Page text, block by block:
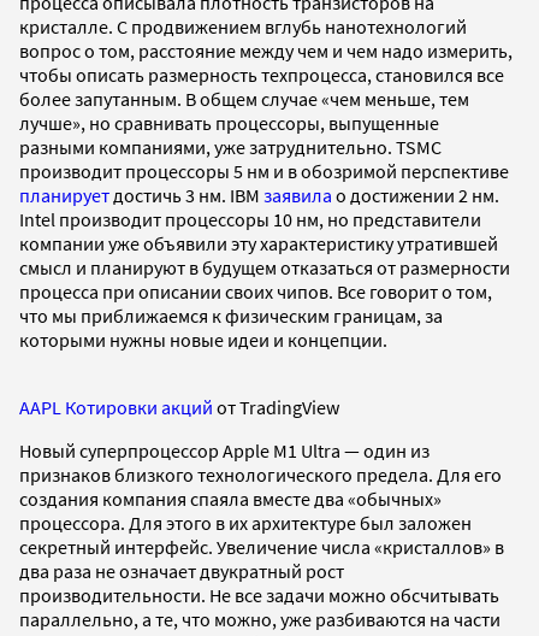
кристалле. С продвижением вглубь нанотехнологий
вопрос о том, расстояние между чем и чем надо измерить,
чтобы описать размерность техпроцесса, становился все
более запутанным. В общем случае «чем меньше, тем
лучше», но сравнивать процессоры, выпущенные
разными компаниями, уже затруднительно. TSMC
производит процессоры 5 нм и в обозримой перспективе
планируетдостичь 3 нм. IBM заявила о достижении 2 нм.
Intel производит процессоры 10 нм, но представители
компании уже объявили эту характеристику утратившей
смысл и планируют в будущем отказаться от размерности
процесса при описании своих чипов. Все говорит о том,
что мы приближаемся к физическим границам, за
которыми нужны новые идеи и концепции.
AAPL Котировки акций от TradingView
Новый суперпроцессор Apple M1 Ultra — один из
признаков близкого технологического предела. Для его
создания компания спаяла вместе два «обычных»
процессора. Для этого в их архитектуре был заложен
секретный интерфейс. Увеличение числа «кристаллов» в
два раза не означает двукратный рост
производительности. Не все задачи можно обсчитывать
параллельно, а те, что можно, уже разбиваются на части